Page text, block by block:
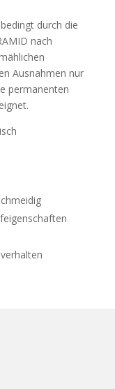
durch die
nach
Ausnahmen nur
permanenten